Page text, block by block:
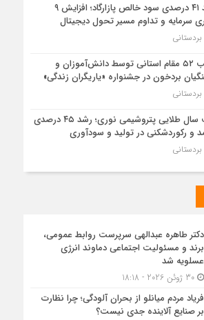
رشد ۴۱ درصدی سود خالص پازارگاد؛ افزایش ۹
سرمایه و تداوم مسیر تحول دیجیتال
کسب ۵۲ مقام استانی توسط دانش‌آموزان و
بردخون در جشنواره «یاریگران زندگی»
ثبت سال طلایی پتروشیمی نوری؛ رشد ۴۵ درصدی
و رکوردشکنی در تولید و سودآوری
دکتر طاهره عبدالهی سرپرست روابط عمومی،
برند و مسئولیت اجتماعی دماوند انرژی
عسلویه شد
30 ژوئن 2026 - 18:18
فریاد مردم میانلو از بحران آلودگی؛ چرا نظارت
بر صنایع آلاینده جدی نیست؟